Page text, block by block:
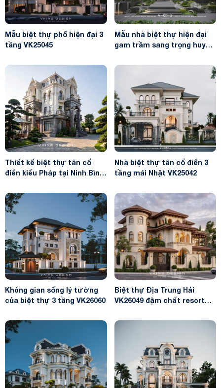
Mẫu biệt thự phố hiện đại 3
tầng VK25045
Mẫu nhà biệt thự hiện đại
gam trầm sang trọng huyền
Thiết kế biệt thự tân cổ
điển kiểu Pháp tại Ninh Bình
Nhà biệt thự tân cổ điển 3
tầng mái Nhật VK25042
Không gian sống lý tưởng
của biệt thự 3 tầng VK26060
Biệt thự Địa Trung Hải
VK26049 đậm chất resort